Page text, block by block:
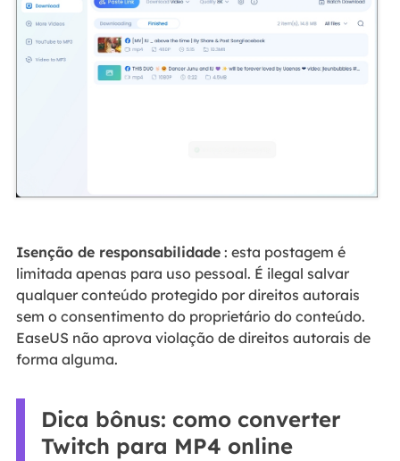
Isenção de responsabilidade: esta postagem é
limitada apenas para uso pessoal. É ilegal salvar
qualquer conteúdo protegido por direitos autorais
sem o consentimento do proprietário do conteúdo.
EaseUS não aprova violação de direitos autorais de
forma alguma.
Dica bônus: como converter
Twitch para MP4 online